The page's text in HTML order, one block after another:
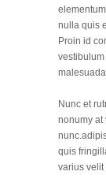
nulla quis
Proin id
Nunc et
nonumy at
quis
varius